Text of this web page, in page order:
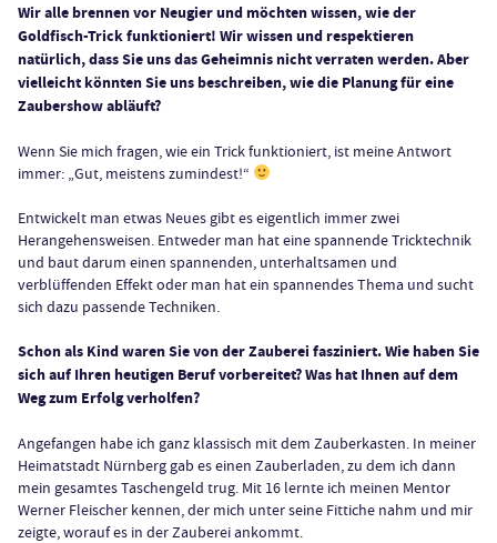
Wir alle brennen vor Neugier und möchten wissen, wie der
Goldfisch-Trick funktioniert! Wir wissen und respektieren
natürlich, dass Sie uns das Geheimnis nicht verraten werden. Aber
vielleicht könnten Sie uns beschreiben, wie die Planung für eine
Zaubershow abläuft?
Wenn Sie mich fragen, wie ein Trick funktioniert, ist meine Antwort
immer: „Gut, meistens zumindest!“
Entwickelt man etwas Neues gibt es eigentlich immer zwei
Herangehensweisen. Entweder man hat eine spannende Tricktechnik
und baut darum einen spannenden, unterhaltsamen und
verblüffenden Effekt oder man hat ein spannendes Thema und sucht
sich dazu passende Techniken.
Schon als Kind waren Sie von der Zauberei fasziniert. Wie haben Sie
sich auf Ihren heutigen Beruf vorbereitet? Was hat Ihnen auf dem
Weg zum Erfolg verholfen?
Angefangen habe ich ganz klassisch mit dem Zauberkasten. In meiner
Heimatstadt Nürnberg gab es einen Zauberladen, zu dem ich dann
mein gesamtes Taschengeld trug. Mit 16 lernte ich meinen Mentor
Werner Fleischer kennen, der mich unter seine Fittiche nahm und mir
zeigte, worauf es in der Zauberei ankommt.